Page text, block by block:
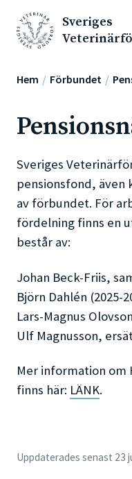
Sveriges
Hem Förbundet
Sveriges
pensionsfond,
av förbundet. För
fördelning finns en
består av:
Johan Beck-Friis,
Björn Dahlén (2025-
Lars-Magnus
Ulf Magnusson,
Mer information om
finns här: LÄNK.
Uppdaterades senast 23